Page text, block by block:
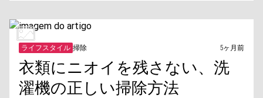
ライフスタイル 掃除 5ヶ月前
衣類にニオイを残さない、洗
濯機の正しい掃除方法